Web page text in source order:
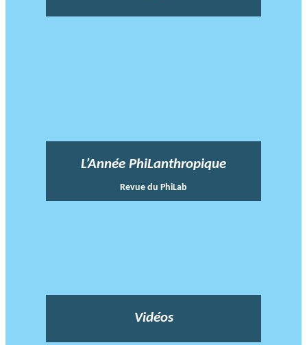
L’Année PhiLanthropique
Revue du PhiLab
Vidéos